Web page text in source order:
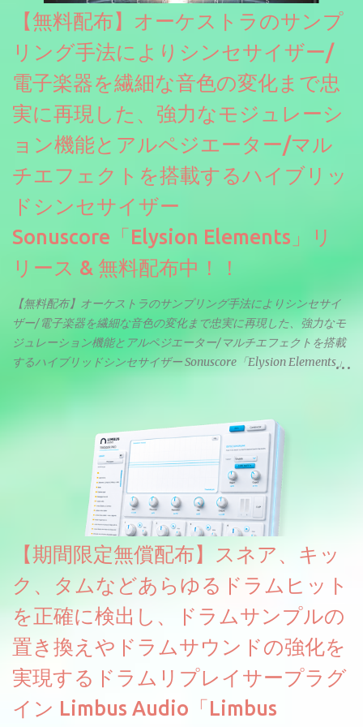
【無料配布】オーケストラのサンプ
リング手法によりシンセサイザー/
電子楽器を繊細な音色の変化まで忠
実に再現した、強力なモジュレーシ
ョン機能とアルペジエーター/マル
チエフェクトを搭載するハイブリッ
ドシンセサイザー
Sonuscore「Elysion Elements」リ
リース & 無料配布中！！
【無料配布】オーケストラのサンプリング手法によりシンセサイ
ザー/電子楽器を繊細な音色の変化まで忠実に再現した、強力なモ
ジュレーション機能とアルペジエーター/マルチエフェクトを搭載
するハイブリッドシンセサイザー Sonuscore「Elysion Elements」
えるようになっています。総容量も7GBを超えます。複数の設定に
より音色が作りこまれているため、あらかじめアルペジオがプロ
グラムされているプリセットも多いですが、アルペジオを切るこ
とももちろんできます。 ほとんどのシンセライブラリは、音を一
度サンプリングしてベロシティで音量を調整します。 しかし、
ELYSIONは違います。ビンテージシンセを含む様々な音源から、
複数のベロシティレイヤーにわたって録音し、各レイヤーを整形
することで、弱く演奏した場合と強く演奏した場合で、全く異な
る音色が得られます。単に音量を変えただけの同じ音ではありま
せん。
【期間限定無償配布】スネア、キッ
ク、タムなどあらゆるドラムヒット
を正確に検出し、ドラムサンプルの
置き換えやドラムサウンドの強化を
実現するドラムリプレイサープラグ
イン Limbus Audio「Limbus